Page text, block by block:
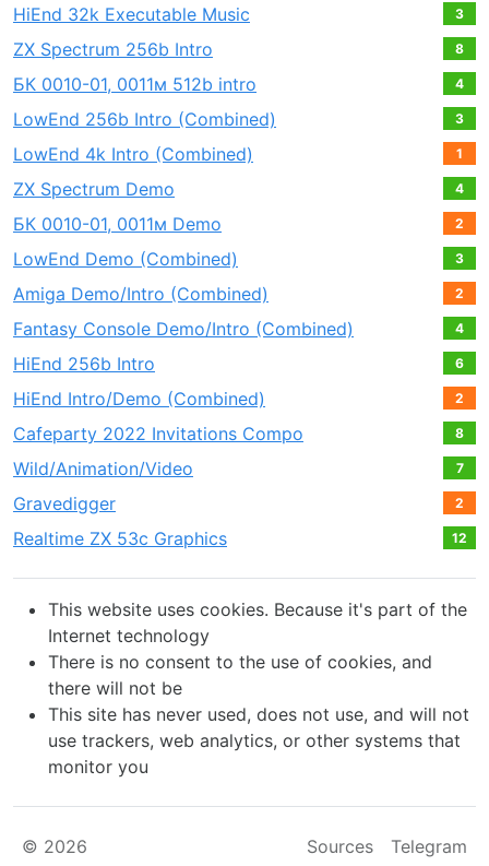
HiEnd 32k Executable Music 3
ZX Spectrum 256b Intro 8
БК 0010-01, 0011м 512b intro 4
LowEnd 256b Intro (Combined) 3
LowEnd 4k Intro (Combined) 1
ZX Spectrum Demo 4
БК 0010-01, 0011м Demo 2
LowEnd Demo (Combined) 3
Amiga Demo/Intro (Combined) 2
Fantasy Console Demo/Intro (Combined) 4
HiEnd 256b Intro 6
HiEnd Intro/Demo (Combined) 2
Cafeparty 2022 Invitations Compo 8
Wild/Animation/Video 7
Gravedigger 2
Realtime ZX 53с Graphics 12
This website uses cookies. Because it's part of the
Internet technology
There is no consent to the use of cookies, and
there will not be
This site has never used, does not use, and will not
use trackers, web analytics, or other systems that
monitor you
© 2026 Sources Telegram